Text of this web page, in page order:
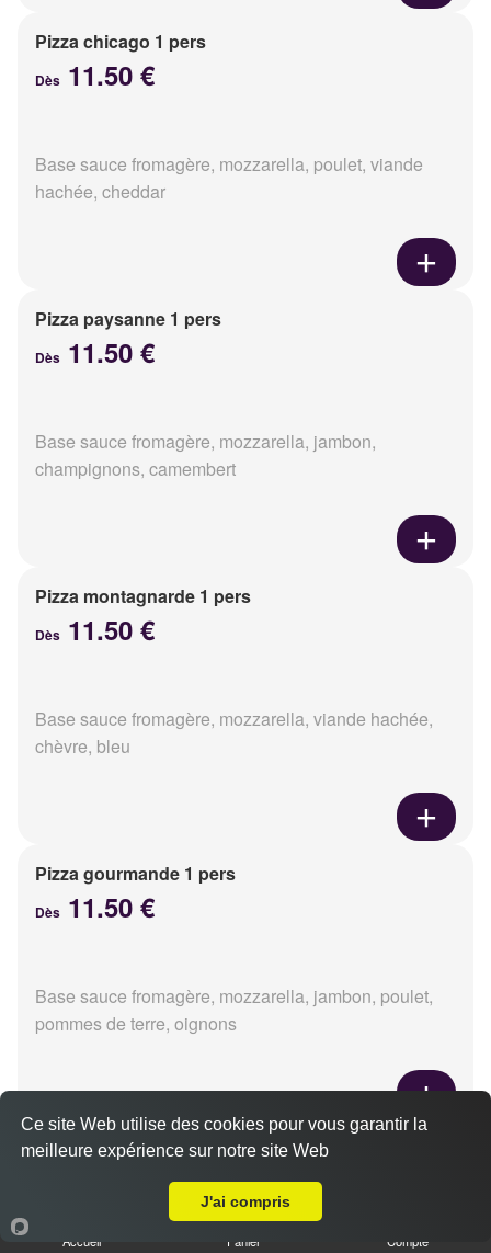
Pizza chicago 1 pers
Dès 11.50 €
Base sauce fromagère, mozzarella, poulet, viande
hachée, cheddar
Pizza paysanne 1 pers
Dès 11.50 €
Base sauce fromagère, mozzarella, jambon,
champignons, camembert
Pizza montagnarde 1 pers
Dès 11.50 €
Base sauce fromagère, mozzarella, viande hachée,
chèvre, bleu
Pizza gourmande 1 pers
Dès 11.50 €
Base sauce fromagère, mozzarella, jambon, poulet,
pommes de terre, oignons
Pizza tikka 1 pers
Accueil Panier Compte
Ce site Web utilise des cookies pour vous garantir la
meilleure expérience sur notre site Web
J'ai compris